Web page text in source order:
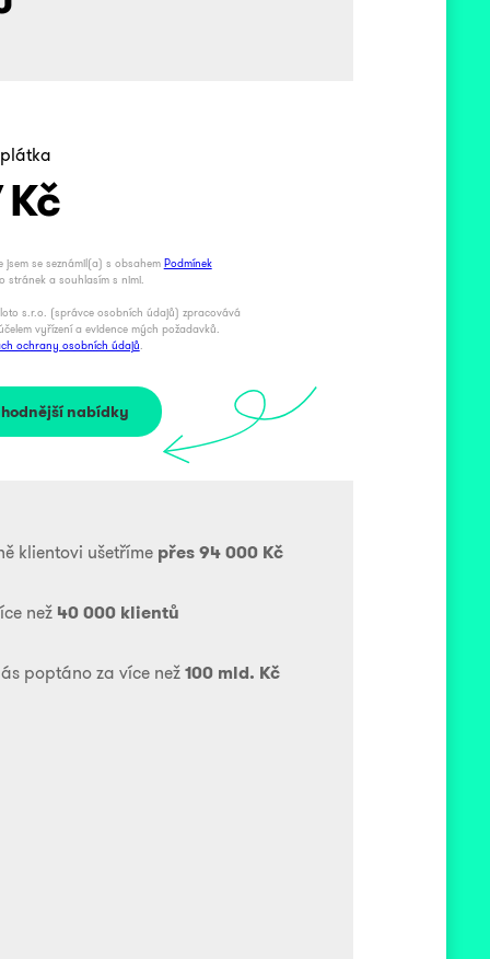
Kč
jsem se seznámil(a) s obsahem Podmínek
stránek a souhlasím s nimi.
s.r.o. (správce osobních údajů) zpracovává
vyřízení a evidence mých požadavků.
ochrany osobních údajů.
klientovi ušetříme přes 94 000 Kč
než 40 000 klientů
poptáno za více než100 mld. Kč